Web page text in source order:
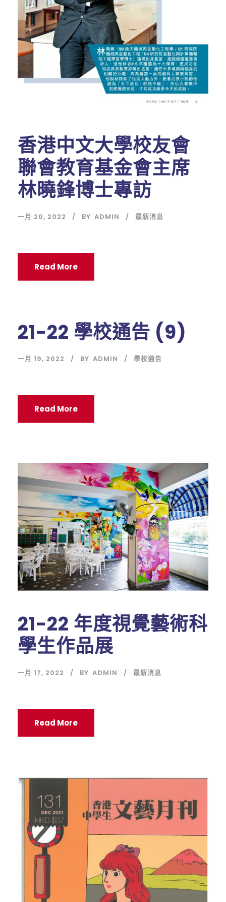
香港中文大學校友會
聯會教育基金會主席
林曉鋒博士專訪
一月 20, 2022 BY ADMIN 最新消息
Read More
21-22 學校通告 (9)
一月 19, 2022 BY ADMIN 學校通告
Read More
21-22 年度視覺藝術科
學生作品展
一月 17, 2022 BY ADMIN 最新消息
Read More